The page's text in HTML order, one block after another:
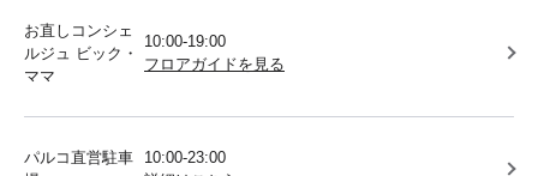
お直しコンシェ
ルジュ ビック・
ママ
10:00-19:00
フロアガイドを見る
パルコ直営駐車
10:00-23:00